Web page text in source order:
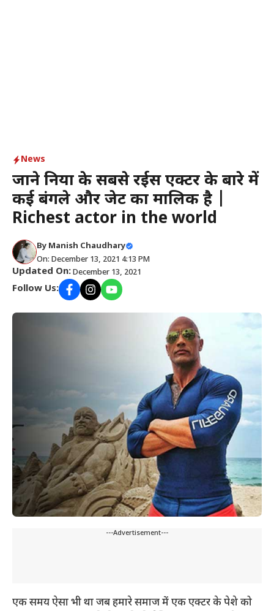
News
जाने दुनिया के सबसे रईस एक्टर के बारे में
कई बंगले और जेट का मालिक है |
Richest actor in the world
By Manish Chaudhary
On: December 13, 2021 4:13 PM
Updated On:December 13, 2021
Follow Us:
---Advertisement---
एक समय ऐसा भी था जब हमारे समाज में एक एक्टर के पेशे को